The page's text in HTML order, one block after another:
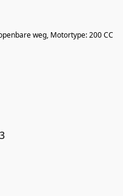
weg, Motortype: 200 CC